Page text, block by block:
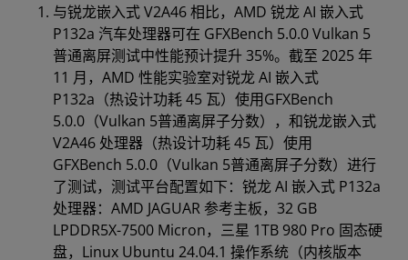
与锐龙嵌入式 V2A46 相比，AMD 锐龙 AI 嵌入式
P132a 汽车处理器可在 GFXBench 5.0.0 Vulkan 5
普通离屏测试中性能预计提升 35%。截至 2025 年
11 月，AMD 性能实验室对锐龙 AI 嵌入式
P132a（热设计功耗 45 瓦）使用GFXBench
5.0.0（Vulkan 5普通离屏子分数），和锐龙嵌入式
V2A46 处理器（热设计功耗 45 瓦）使用
GFXBench 5.0.0（Vulkan 5普通离屏子分数）进行
了测试，测试平台配置如下：锐龙 AI 嵌入式 P132a
处理器：AMD JAGUAR 参考主板，32 GB
LPDDR5X-7500 Micron，三星 1TB 980 Pro 固态硬
盘，Linux Ubuntu 24.04.1 操作系统（内核版本